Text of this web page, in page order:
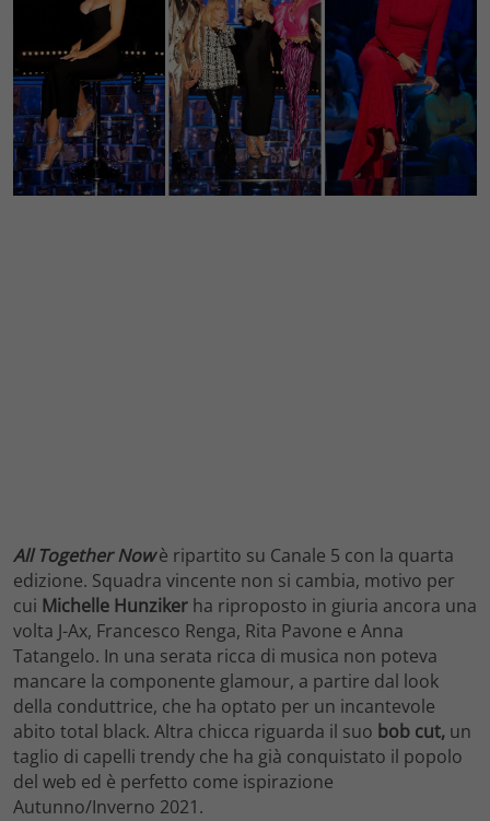
All Together Nowè ripartito su Canale 5 con la quarta
edizione. Squadra vincente non si cambia, motivo per
cui Michelle Hunziker ha riproposto in giuria ancora una
volta J-Ax, Francesco Renga, Rita Pavone e Anna
Tatangelo. In una serata ricca di musica non poteva
mancare la componente glamour, a partire dal look
della conduttrice, che ha optato per un incantevole
abito total black. Altra chicca riguarda il suo bob cut, un
taglio di capelli trendy che ha già conquistato il popolo
del web ed è perfetto come ispirazione
Autunno/Inverno 2021.